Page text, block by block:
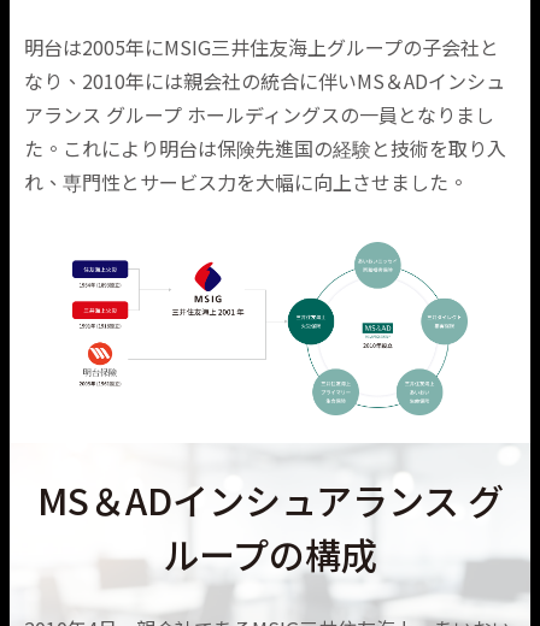
明台は2005年にMSIG三井住友海上グループの子会社と
なり、2010年には親会社の統合に伴いMS＆ADインシュ
アランス グループ ホールディングスの一員となりまし
た。これにより明台は保険先進国の経験と技術を取り入
れ、専門性とサービス力を大幅に向上させました。
MS＆ADインシュアランス グ
ループの構成